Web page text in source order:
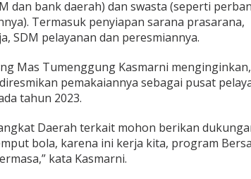
dan bank daerah) dan swasta (seperti
Termasuk penyiapan sarana prasarana,
SDM pelayanan dan peresmiannya.
Mas Tumenggung Kasmarni
pemakaiannya sebagai pusat
tahun 2023.
Daerah terkait mohon berikan
bola, karena ini kerja kita, program
kata Kasmarni.